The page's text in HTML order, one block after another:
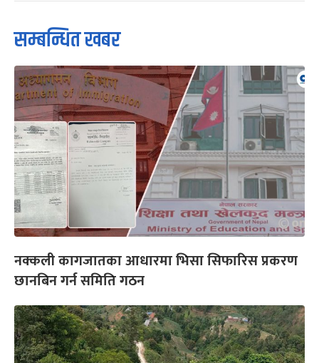
सम्बन्धित खबर
नक्कली कागजातका आधारमा भिसा सिफारिस प्रकरण
छानबिन गर्न समिति गठन